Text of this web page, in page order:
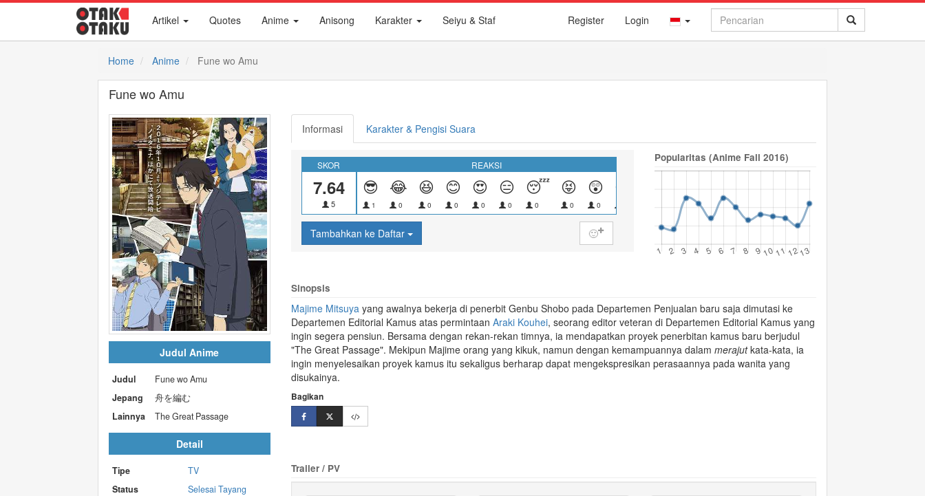
Register Login
Artikel Quotes Anime Anisong Karakter Seiyu & Staf
Home Anime Fune wo Amu
Fune wo Amu
Judul Anime
Judul
Fune wo Amu
Jepang
舟を編む
Lainnya
The Great Passage
Detail
Tipe
TV
Status
Selesai Tayang
Informasi Karakter & Pengisi Suara
SKOR
7.64
5
REAKSI
😎
1
😂
0
😆
0
😊
0
😍
0
😑
0
😴
0
😝
0
😲
0
😟
0 0
Tambahkan ke Daftar 🙂
Popularitas (Anime Fall 2016)
Sinopsis
Majime Mitsuyayang awalnya bekerja di penerbit Genbu Shobo pada Departemen Penjualan baru saja dimutasi ke
Departemen Editorial Kamus atas permintaan Araki Kouhei, seorang editor veteran di Departemen Editorial Kamus yang
ingin segera pensiun. Bersama dengan rekan-rekan timnya, ia mendapatkan proyek penerbitan kamus baru berjudul
"The Great Passage". Mekipun Majime orang yang kikuk, namun dengan kemampuannya dalam merajutkata-kata, ia
ingin menyelesaikan proyek kamus itu sekaligus berharap dapat mengekspresikan perasaannya pada wanita yang
disukainya.
Bagikan
Trailer / PV